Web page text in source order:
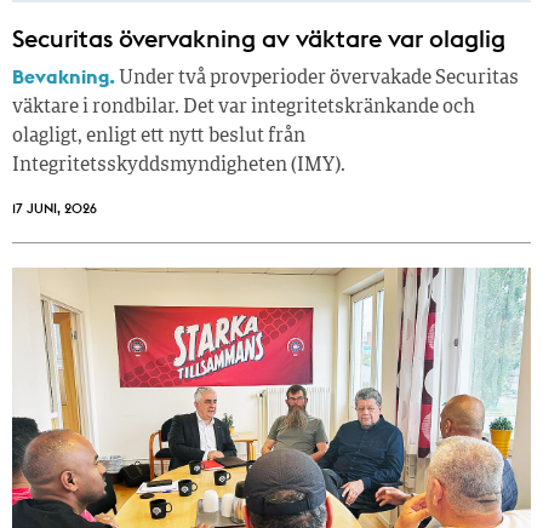
Securitas övervakning av väktare var olaglig
Bevakning. Under två provperioder övervakade Securitas
väktare i rondbilar. Det var integritetskränkande och
olagligt, enligt ett nytt beslut från
Integritetsskyddsmyndigheten (IMY).
17 JUNI, 2026